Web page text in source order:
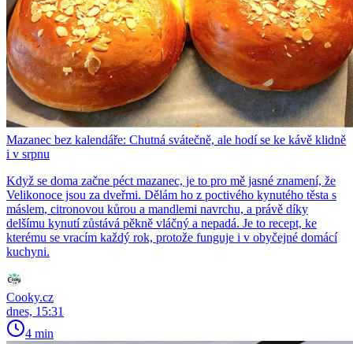
Mazanec bez kalendáře: Chutná svátečně, ale hodí se ke kávě klidně
i v srpnu
Když se doma začne péct mazanec, je to pro mě jasné znamení, že
Velikonoce jsou za dveřmi. Dělám ho z poctivého kynutého těsta s
máslem, citronovou kůrou a mandlemi navrchu, a právě díky
delšímu kynutí zůstává pěkně vláčný a nepadá. Je to recept, ke
kterému se vracím každý rok, protože funguje i v obyčejné domácí
kuchyni.
Cooky.cz
dnes, 15:31
4 min